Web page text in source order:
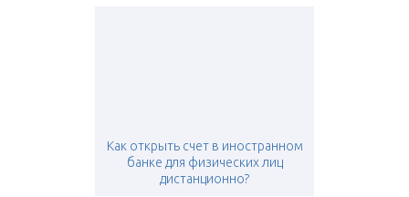
Как открыть счет в иностранном
банке для физических лиц
дистанционно?